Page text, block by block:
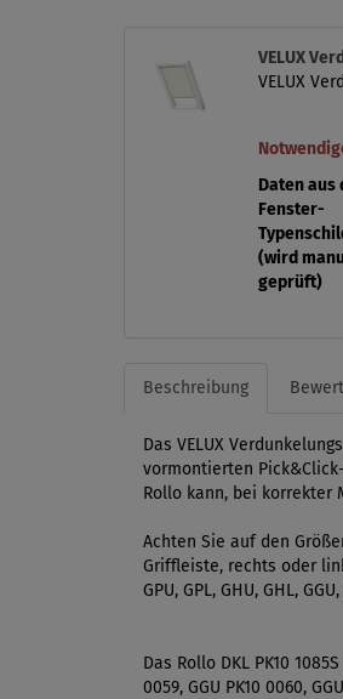
VELUX
VELUX
Daten aus
Fenster-
(wird
geprüft)
Beschreibung
Das VELUX
vormontierten
Rollo kann, bei korrekter
Achten Sie auf den
Griffleiste, rechts oder
GPU, GPL, GHU, GHL,
Das Rollo DKL PK10
0059, GGU PK10 0060,